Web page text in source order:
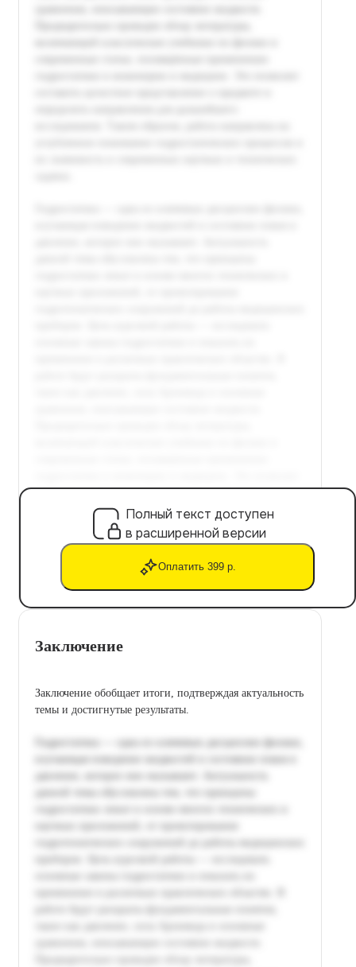
Полный текст доступен
в расширенной версии
Оплатить 399 р.
Заключение
Заключение обобщает итоги, подтверждая актуальность
темы и достигнутые результаты.